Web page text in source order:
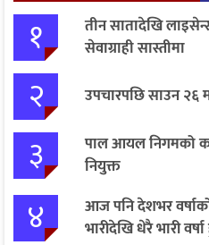
१
तीन सातादेखि
सेवाग्राही सास्तीमा
२ उपचारपछि साउन २६
३
पाल आयल निगमको
नियुक्त
४
आज पनि देशभर
भारीदेखि धेरै भारी